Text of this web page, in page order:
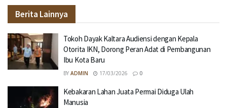
Berita Lainnya
Tokoh Dayak Kaltara Audiensi dengan Kepala
Otorita IKN, Dorong Peran Adat di Pembangunan
Ibu Kota Baru
BY ADMIN 17/03/2026 0
Kebakaran Lahan Juata Permai Diduga Ulah
Manusia